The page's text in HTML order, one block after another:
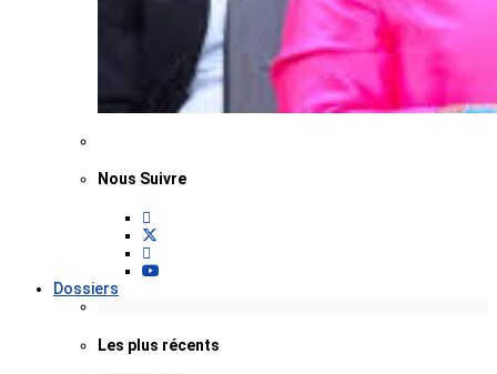
Nous Suivre
Dossiers
Les plus récents